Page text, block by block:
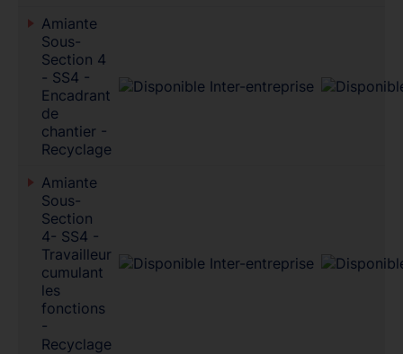
Amiante
Sous-
Section 4
- SS4 -
Encadrant
de
chantier -
Recyclage
Amiante
Sous-
Section
4- SS4 -
Travailleur
cumulant
les
fonctions
-
Recyclage